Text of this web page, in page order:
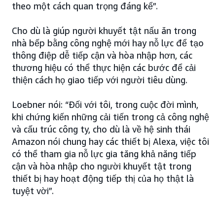
theo một cách quan trọng đáng kể”.
Cho dù là giúp người khuyết tật nấu ăn trong
nhà bếp bằng công nghệ mới hay nỗ lực để tạo
thông điệp dễ tiếp cận và hòa nhập hơn, các
thương hiệu có thể thực hiện các bước để cải
thiện cách họ giao tiếp với người tiêu dùng.
Loebner nói: “Đối với tôi, trong cuộc đời mình,
khi chứng kiến những cải tiến trong cả công nghệ
và cấu trúc công ty, cho dù là về hệ sinh thái
Amazon nói chung hay các thiết bị Alexa, việc tôi
có thể tham gia nỗ lực gia tăng khả năng tiếp
cận và hòa nhập cho người khuyết tật trong
thiết bị hay hoạt động tiếp thị của họ thật là
tuyệt vời”.